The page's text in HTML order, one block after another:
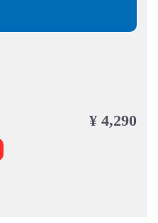
¥ 4,290